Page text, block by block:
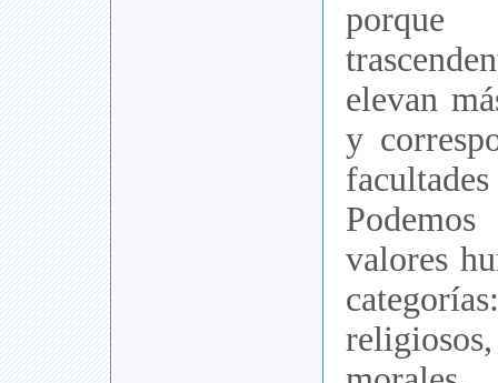
elevan
y
valores